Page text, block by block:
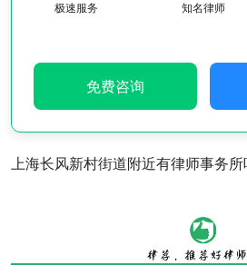
极速服务 知名律师
免费咨询
上海长风新村街道附近有律师事务所